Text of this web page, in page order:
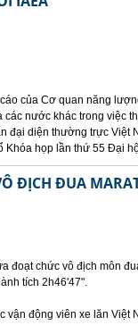
của Cơ quan năng
nước khác trong việc
đại diện thường trực Việt
Khóa họp lần thứ 55 Đại
ĐỊCH ĐUA
đoạt chức vô địch môn
tích 2h46'47".
động viên xe lăn Việt